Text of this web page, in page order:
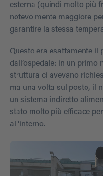
esterna (quindi molto più
notevolmente maggiore
garantire la stessa
Questo era esattamente il
dall’ospedale: in un primo
struttura ci avevano
ma una volta sul posto, il
un sistema indiretto
stato molto più efficace
all’interno.